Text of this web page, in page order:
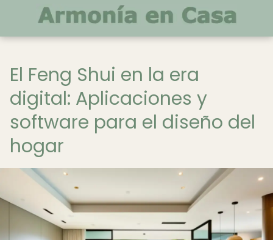
El Feng Shui en la era
digital: Aplicaciones y
software para el diseño del
hogar